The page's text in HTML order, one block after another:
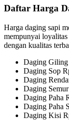
Daftar Harga
Harga daging sapi
mempunyai
dengan kualitas
Daging
Daging Sop
Daging
Daging
Daging Paha
Daging Paha
Daging Kisi